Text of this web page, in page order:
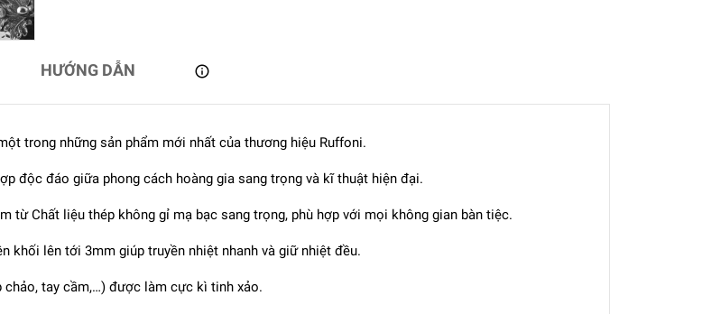
HƯỚNG DẪN
trong những sản phẩm mới nhất của thương hiệu Ruffoni.
độc đáo giữa phong cách hoàng gia sang trọng và kĩ thuật hiện đại.
từ Chất liệu thép không gỉ mạ bạc sang trọng, phù hợp với mọi không gian bàn tiệc.
khối lên tới 3mm giúp truyền nhiệt nhanh và giữ nhiệt đều.
chảo, tay cầm,…) được làm cực kì tinh xảo.